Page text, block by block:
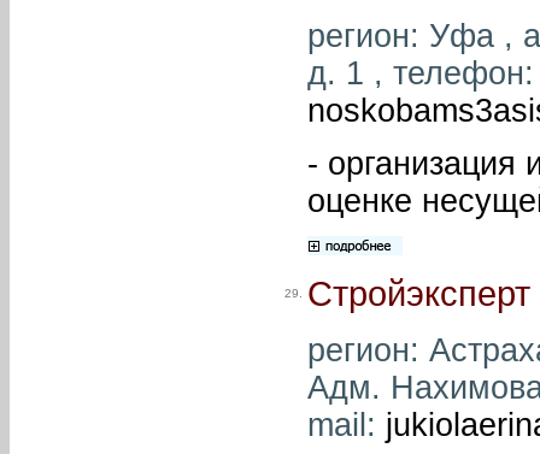
регион: Уфа ,
д. 1 ,
- организация
оценке
29.
регион:
Адм.
mail: